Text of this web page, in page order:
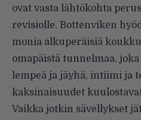
ovat vasta lähtökohta
revisiolle. Bottenviken
monia alkuperäisiä
omapäistä tunnelmaa,
lempeä ja jäyhä, intiimi ja
kaksinaisuudet
Vaikka jotkin sävellykset